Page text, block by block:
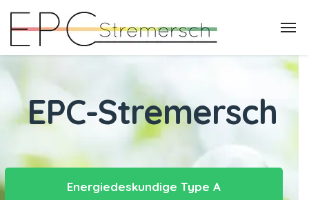
EPC-Stremersch
Energiedeskundige Type A